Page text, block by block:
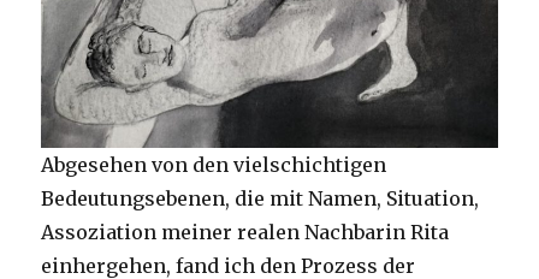
Abgesehen von den vielschichtigen
Bedeutungsebenen, die mit Namen, Situation,
Assoziation meiner realen Nachbarin Rita
einhergehen, fand ich den Prozess der